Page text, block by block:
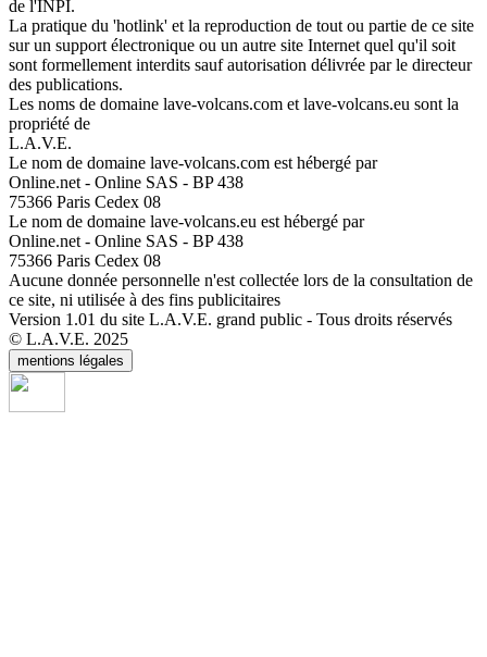
de l'INPI.
La pratique du 'hotlink' et la reproduction de tout ou partie de ce site
sur un support électronique ou un autre site Internet quel qu'il soit
sont formellement interdits sauf autorisation délivrée par le directeur
des publications.
Les noms de domaine lave-volcans.com et lave-volcans.eu sont la
propriété de
L.A.V.E.
Le nom de domaine lave-volcans.com est hébergé par
Online.net - Online SAS - BP 438
75366 Paris Cedex 08
Le nom de domaine lave-volcans.eu est hébergé par
Online.net - Online SAS - BP 438
75366 Paris Cedex 08
Aucune donnée personnelle n'est collectée lors de la consultation de
ce site, ni utilisée à des fins publicitaires
Version 1.01 du site L.A.V.E. grand public - Tous droits réservés
© L.A.V.E. 2025
mentions légales